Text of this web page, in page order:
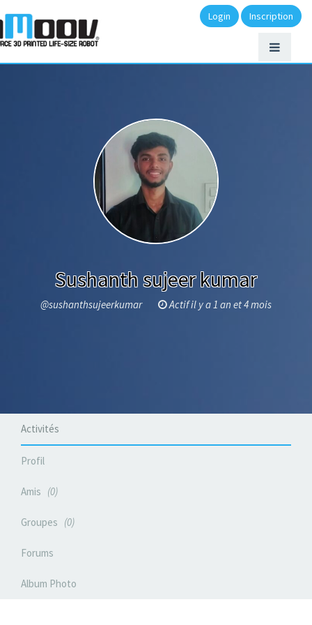
Login Inscription
Sushanth sujeer kumar
@sushanthsujeerkumar Actif il y a 1 an et 4 mois
Activités
Profil
Amis 0
Groupes 0
Forums
Album Photo